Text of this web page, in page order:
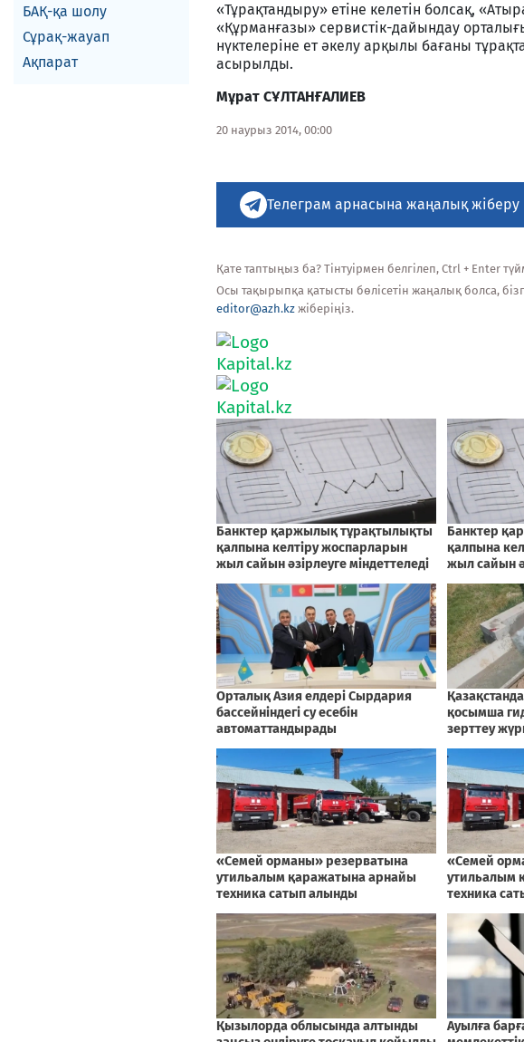
БАҚ-қа шолу
Сұрақ-жауап
Ақпарат
«Тұрақтандыру» етіне келетін болсақ,
«Құрманғазы» сервистік-дайындау
нүктелеріне ет әкелу арқылы бағаны
асырылды.
Мұрат СҰЛТАНҒАЛИЕВ
20 наурыз 2014, 00:00
Телеграм арнасына жаңалық жіберу
Қате таптыңыз ба? Тінтуірмен белгілеп, Ctrl + Enter
Осы тақырыпқа қатысты бөлісетін жаңалық болса,
editor@azh.kz жіберіңіз.